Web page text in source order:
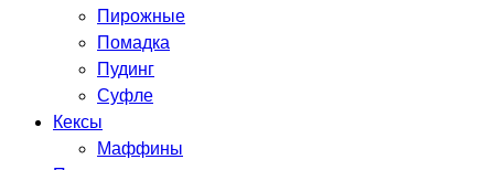
Пирожные
Помадка
Пудинг
Суфле
Кексы
Маффины